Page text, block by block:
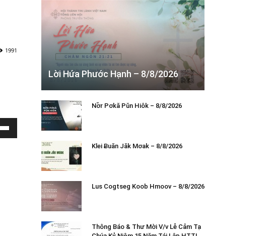
1991
Lời Hứa Phước Hạnh – 8/8/2026
Nơ̆r Pơkă Pŭn Hiôk – 8/8/2026
Klei Ƀuăn Jăk Mơak – 8/8/2026
Lus Cogtseg Koob Hmoov – 8/8/2026
Thông Báo & Thư Mời V/v Lễ Cảm Tạ